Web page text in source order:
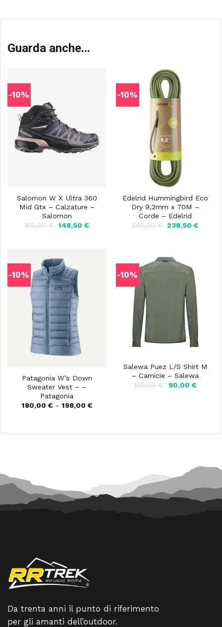
Guarda anche...
-10%
Salomon W X Ultra 360
Mid Gtx – Calzature –
Salomon
165,00€ Il
148,50€Il
-10%
Edelrid Hummingbird Eco
Dry 9,2mm x 70M –
Corde – Edelrid
265,00€
Il
238,50€Il
-10%
Patagonia W’s Down
Sweater Vest – –
Patagonia
180,00 € - 198,00 €Fascia
180,00 €
-10%
Salewa Puez L/S Shirt M
– Camicie – Salewa
100,00€
Il
90,00 €Il
Da trenta anni il punto di riferimento
per gli amanti dell’outdoor.